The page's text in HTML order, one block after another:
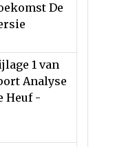
De
1 van
Analyse
Heuf -